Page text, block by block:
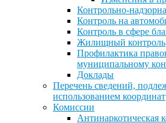
Контрольно-
Контроль на
Контроль в сфере
Жилищный контроль
Профилактика
муниципальному
Доклады
Перечень сведений,
использованием координат
Комиссии
Антинаркотическая